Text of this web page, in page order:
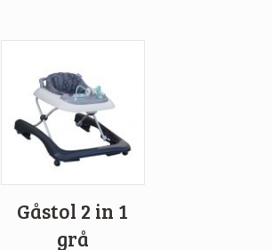
Gåstol 2 in 1
grå